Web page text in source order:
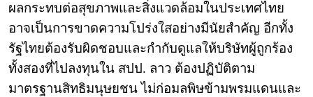
ผลกระทบต่อสุขภาพและสิ่งแวดล้อมในประเทศไทย
อาจเป็นการขาดความโปร่งใสอย่างมีนัยสำคัญ อีกทั้ง
รัฐไทยต้องรับผิดชอบและกำกับดูแลให้บริษัทผู้ถูกร้อง
ทั้งสองที่ไปลงทุนใน สปป. ลาว ต้องปฏิบัติตาม
มาตรฐานสิทธิมนุษยชน ไม่ก่อมลพิษข้ามพรมแดนและ